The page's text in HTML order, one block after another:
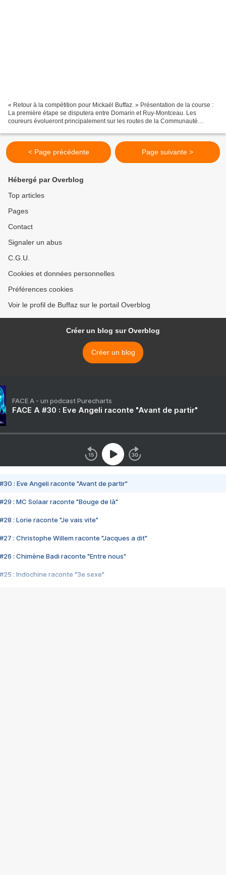
« Retour à la compétition pour Mickaël Buffaz. » Présentation de la course :
La première étape se disputera entre Domarin et Ruy-Montceau. Les
coureurs évolueront principalement sur les routes de la Communauté
< Page précédente Page suivante >
Hébergé par Overblog
Top articles
Pages
Contact
Signaler un abus
C.G.U.
Cookies et données personnelles
Préférences cookies
Voir le profil de Buffaz sur le portail Overblog
Créer un blog sur Overblog
Créer un blog
FACE A - un podcast Purecharts
FACE A #30 : Eve Angeli raconte "Avant de partir"
#30 : Eve Angeli raconte "Avant de partir"
#29 : MC Solaar raconte "Bouge de là"
#28 : Lorie raconte "Je vais vite"
#27 : Christophe Willem raconte "Jacques a dit"
#26 : Chimène Badi raconte "Entre nous"
#25 : Indochine raconte "3e sexe"